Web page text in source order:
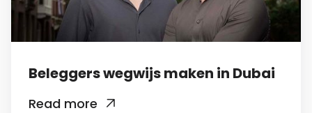
Beleggers wegwijs maken in Dubai
Read more 